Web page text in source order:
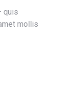
quis
mollis